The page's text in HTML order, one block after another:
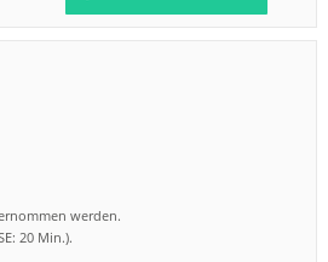
werden.
20 Min.).